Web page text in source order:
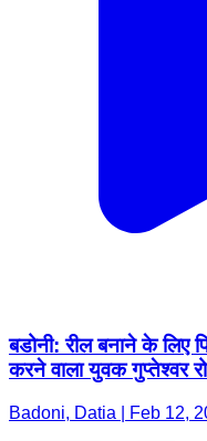
बडोनी: रील बनाने के लिए
करने वाला युवक गुप्तेश्वर
Badoni, Datia | Feb 12,